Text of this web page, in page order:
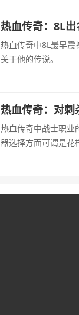
热血传奇：8L
热血传奇中8L最早
关于他的传说。
热血传奇：对
热血传奇中战士职业
器选择方面可谓是花